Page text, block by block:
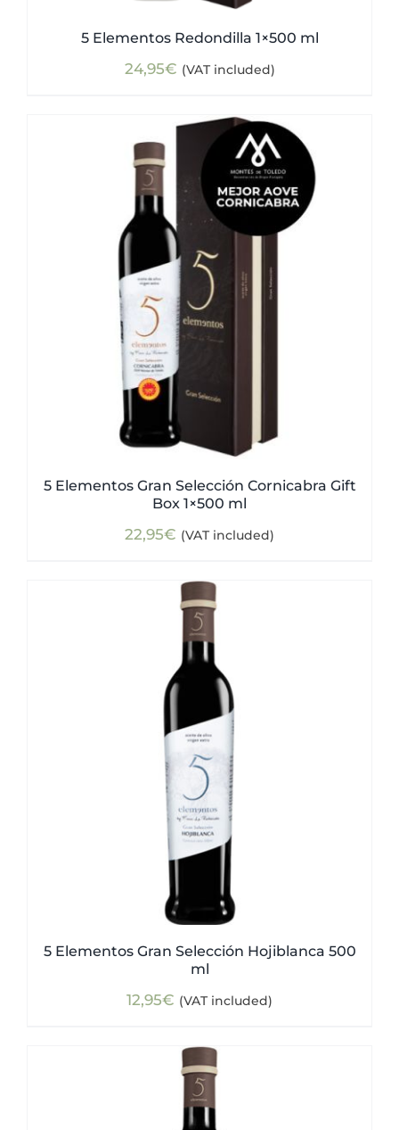
5 Elementos Redondilla 1×500 ml
24,95€ (VAT included)
5 Elementos Gran Selección Cornicabra Gift
Box 1×500 ml
22,95€ (VAT included)
5 Elementos Gran Selección Hojiblanca 500
ml
12,95€ (VAT included)